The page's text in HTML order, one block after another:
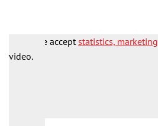
Please acceptstatistics, marketing
video.